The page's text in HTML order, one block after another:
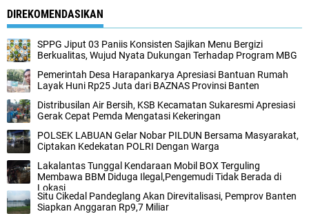
DIREKOMENDASIKAN
SPPG Jiput 03 Paniis Konsisten Sajikan Menu Bergizi
Berkualitas, Wujud Nyata Dukungan Terhadap Program MBG
Pemerintah Desa Harapankarya Apresiasi Bantuan Rumah
Layak Huni Rp25 Juta dari BAZNAS Provinsi Banten
Distribusilan Air Bersih, KSB Kecamatan Sukaresmi Apresiasi
Gerak Cepat Pemda Mengatasi Kekeringan
POLSEK LABUAN Gelar Nobar PILDUN Bersama Masyarakat,
Ciptakan Kedekatan POLRI Dengan Warga
Lakalantas Tunggal Kendaraan Mobil BOX Terguling
Membawa BBM Diduga Ilegal,Pengemudi Tidak Berada di
Lokasi
Situ Cikedal Pandeglang Akan Direvitalisasi, Pemprov Banten
Siapkan Anggaran Rp9,7 Miliar